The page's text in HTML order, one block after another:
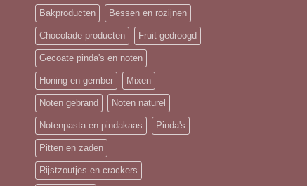
Bakproducten Bessen en rozijnen
Chocolade producten Fruit gedroogd
Gecoate pinda's en noten
Honing en gember Mixen
Noten gebrand Noten naturel
Notenpasta en pindakaas Pinda's
Pitten en zaden
Rijstzoutjes en crackers